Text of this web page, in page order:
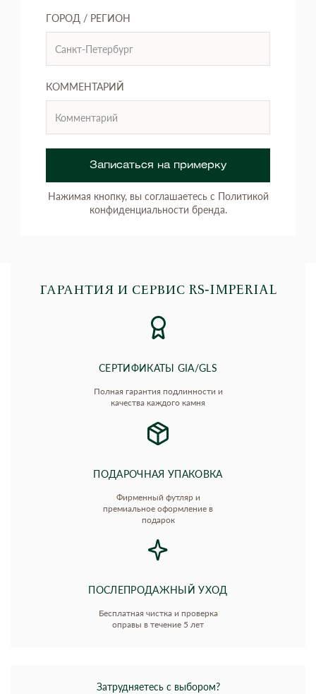
ГОРОД / РЕГИОН
КОММЕНТАРИЙ
Записаться на примерку
Нажимая кнопку, вы соглашаетесь с Политикой
конфиденциальности бренда.
ГАРАНТИЯ И СЕРВИС RS‑IMPERIAL
СЕРТИФИКАТЫ GIA/GLS
Полная гарантия подлинности и
качества каждого камня
ПОДАРОЧНАЯ УПАКОВКА
Фирменный футляр и
премиальное оформление в
подарок
ПОСЛЕПРОДАЖНЫЙ УХОД
Бесплатная чистка и проверка
оправы в течение 5 лет
Затрудняетесь с выбором?